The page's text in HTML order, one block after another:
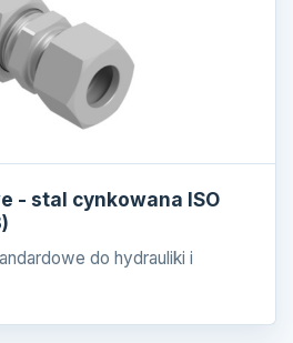
- stal cynkowana ISO
do hydrauliki i